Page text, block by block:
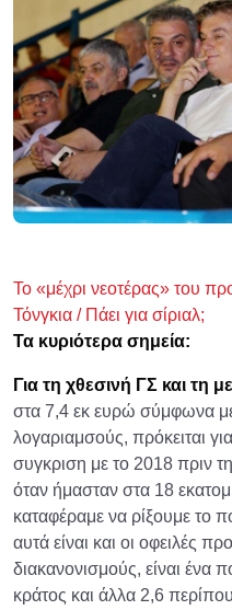
Το «μέχρι νεοτέρας» του
Τόνγκια / Πάει για σίριαλ;
Τα κυριότερα σημεία:
Για τη χθεσινή ΓΣ και τη
στα 7,4 εκ ευρώ σύμφωνα
λογαριαμσούς, πρόκειται
συγκριση με το 2018 πριν
όταν ήμασταν στα 18
καταφέραμε να ρίξουμε το
αυτά είναι και οι οφειλές
διακανονισμούς, είναι ένα
κράτος και άλλα 2,6